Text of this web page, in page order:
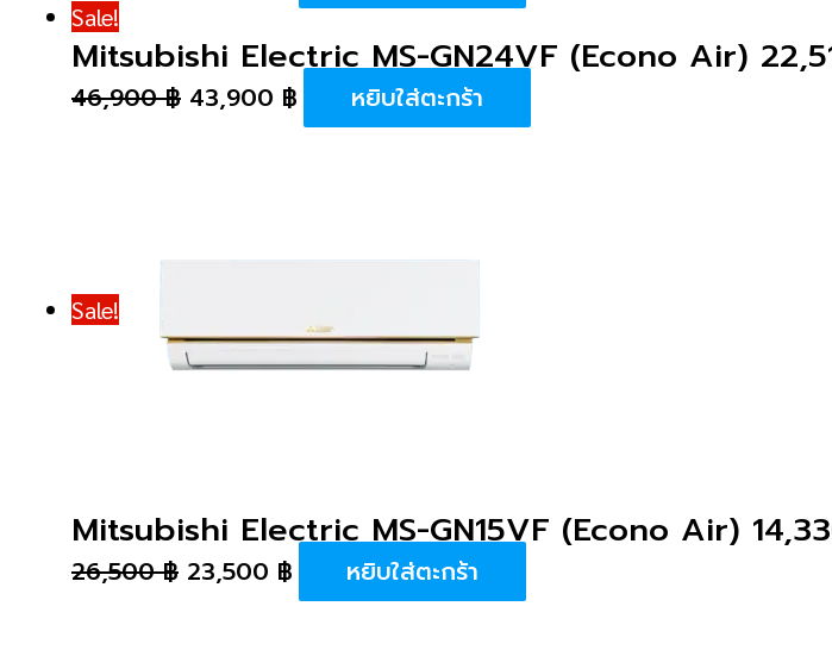
Sale!
Mitsubishi Electric MS-GN24VF (Econo Air)
46,900฿ 43,900 ฿ หยิบใส่ตะกร้า
Sale!
Mitsubishi Electric MS-GN15VF (Econo Air)
26,500฿ 23,500 ฿ หยิบใส่ตะกร้า